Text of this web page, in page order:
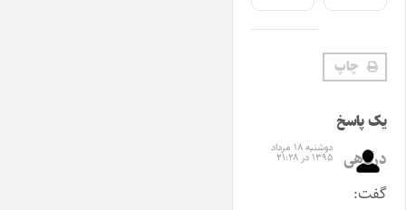
چاپ
یک پاسخ
درگاهی
گفت:
دوشنبه ۱۸ مرداد
۱۳۹۵ در ۲۱:۲۸